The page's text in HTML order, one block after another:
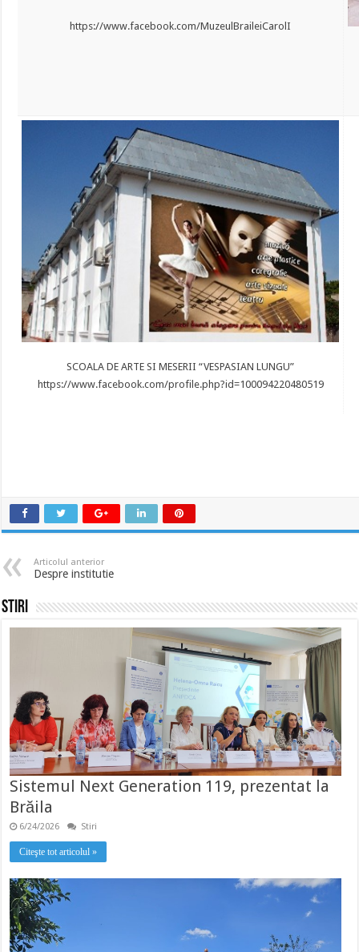
https://www.facebook.com/MuzeulBraileiCarolI
SCOALA DE ARTE SI MESERII “VESPASIAN LUNGU”
https://www.facebook.com/profile.php?id=100094220480519
Articolul anterior
Despre institutie
Stiri
Sistemul Next Generation 119, prezentat la
Brăila
6/24/2026 Stiri
Citeşte tot articolul »